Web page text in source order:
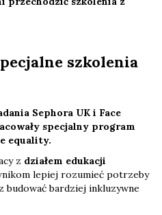
szkolenia
Sephora UK i Face
specjalny program
equality.
z działem edukacji
lepiej rozumieć potrzeby
bardziej inkluzywne